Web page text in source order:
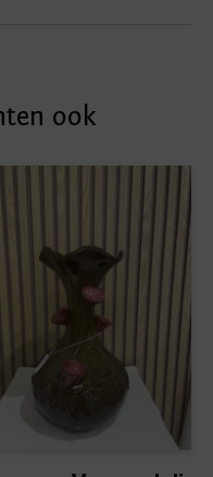
geldt bij
ook